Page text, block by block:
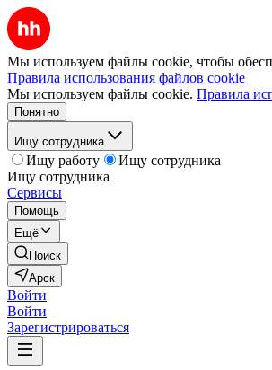
Мы используем файлы cookie, чтобы
Правила использования файлов cookie
Мы используем файлы cookie. Правила
Понятно
Ищу сотрудника
Ищу работу
Ищу сотрудника
Ищу сотрудника
Сервисы
Помощь
Ещё
Поиск
Арск
Войти
Войти
Зарегистрироваться